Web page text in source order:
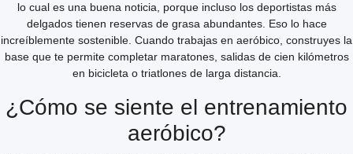
lo cual es una buena noticia, porque incluso los deportistas más
delgados tienen reservas de grasa abundantes. Eso lo hace
increíblemente sostenible. Cuando trabajas en aeróbico, construyes la
base que te permite completar maratones, salidas de cien kilómetros
en bicicleta o triatlones de larga distancia.
¿Cómo se siente el entrenamiento
aeróbico?